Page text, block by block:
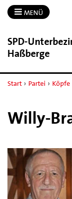
MENÜ
SPD-​
Haßberge
Start › Partei › Köpfe
Willy-